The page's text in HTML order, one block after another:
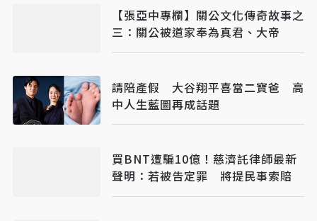
【張亞中專欄】關公文化傳奇故事之
三：關公被道家奉為真君、大帝
請陪產假 大谷翔平喜當二寶爸 高
中人生藍圖再成話題
買BNT遭騙10億！慈濟託律師最新
聲明：若被告定罪 將提民事索賠